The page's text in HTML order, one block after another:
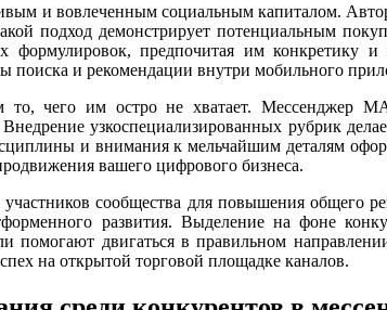
и вовлеченным социальным капиталом.
подход демонстрирует потенциальным
формулировок, предпочитая им конкретику
поиска и рекомендации внутри мобильного
то, чего им остро не хватает. Мессенджер
узкоспециализированных рубрик
и внимания к мельчайшим деталям
вашего цифрового бизнеса.
сообщества для повышения общего
развития. Выделение на фоне
помогают двигаться в правильном
на открытой торговой площадке каналов.